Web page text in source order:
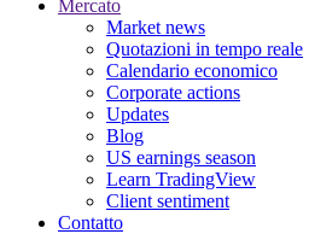
Mercato
Market news
Quotazioni in tempo reale
Calendario economico
Corporate actions
Updates
Blog
US earnings season
Learn TradingView
Client sentiment
Contatto